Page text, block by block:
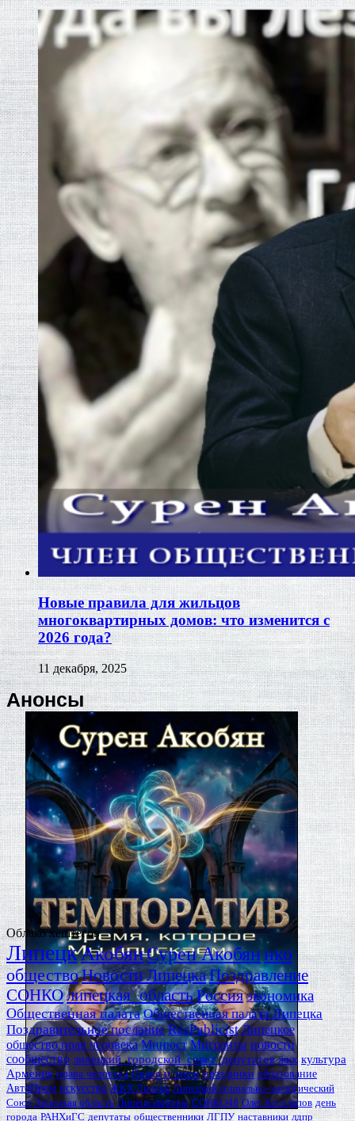
Новые правила для жильцов
многоквартирных домов: что изменится с
2026 года?
11 декабря, 2025
Анонсы
Облако хештегов
ЛипецкАкобянСурен Акобяннко
обществоНовости ЛипецкаПоздравление
СОНКОлипецкая_областьРоссияэкономика
Общественная палата Общественная палата Липецка
Поздравительное послание RusPublicist Липецкое
общество прав человека Минюст Мигранты новости
сообщество липецкий_городской_совет_депутатов жкх культура
Армения права человека Право и закон праздники образование
АвтоПром искусство ЖКХ Липецк Липецкий социально-экологический
Союз Липецкая область Липецк выборы СОНКО48 Олег Косолапов день
города РАНХиГС депутаты общественники ЛГПУ наставники лдпр